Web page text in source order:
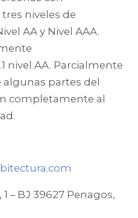
niveles de
AA y Nivel AAA.
nivel AA. Parcialmente
partes del
completamente al
– BJ 39627 Penagos,